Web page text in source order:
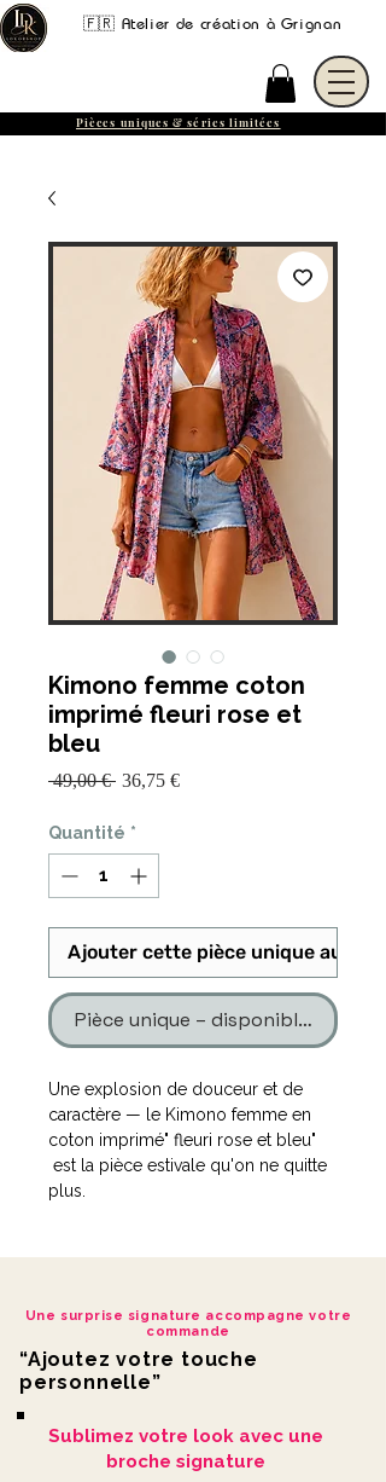
🇫🇷 Atelier de création à Grignan
Pièces uniques & séries limitées
Kimono femme coton
imprimé fleuri rose et
bleu
49,00 € Prix
36,75 €Prix
Quantité *
Ajouter cette pièce unique au
Pièce unique – disponible en un
Une explosion de douceur et de
caractère — le Kimono femme en
coton imprimé" fleuri rose et bleu"
est la pièce estivale qu'on ne quitte
plus.
envoûtant.
Porté ouvert sur un maillot à la
plage, noué à la taille pour une
jeté sur les épaules le soir, il s'adapte
à toutes vos humeurs d'été.
Une surprise signature accompagne votre
commande
“Ajoutez votre touche
personnelle”
Sublimez votre look avec une
broche signature